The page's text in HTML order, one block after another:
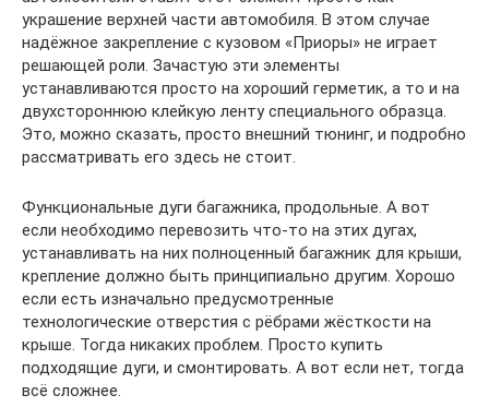
украшение верхней части автомобиля. В этом случае
надёжное закрепление с кузовом «Приоры» не играет
решающей роли. Зачастую эти элементы
устанавливаются просто на хороший герметик, а то и на
двухстороннюю клейкую ленту специального образца.
Это, можно сказать, просто внешний тюнинг, и подробно
рассматривать его здесь не стоит.
Функциональные дуги багажника, продольные. А вот
если необходимо перевозить что-то на этих дугах,
устанавливать на них полноценный багажник для крыши,
крепление должно быть принципиально другим. Хорошо
если есть изначально предусмотренные
технологические отверстия с рёбрами жёсткости на
крыше. Тогда никаких проблем. Просто купить
подходящие дуги, и смонтировать. А вот если нет, тогда
всё сложнее.